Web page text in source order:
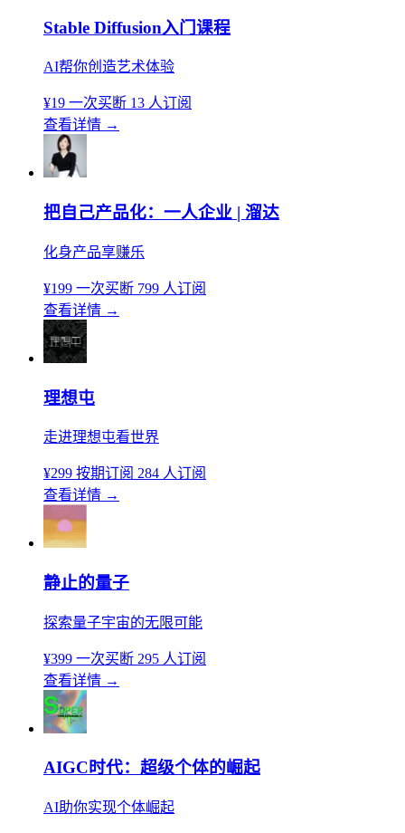
Stable Diffusion入门课程
AI帮你创造艺术体验
¥19 一次买断 13 人订阅
查看详情 →
把自己产品化：一人企业 | 溜达
化身产品享赚乐
¥199 一次买断 799 人订阅
查看详情 →
理想屯
走进理想屯看世界
¥299 按期订阅 284 人订阅
查看详情 →
静止的量子
探索量子宇宙的无限可能
¥399 一次买断 295 人订阅
查看详情 →
AIGC时代：超级个体的崛起
AI助你实现个体崛起